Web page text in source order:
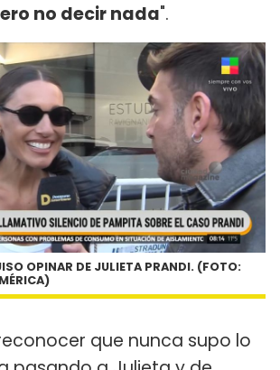
no decir nada".
OPINAR DE JULIETA PRANDI. (FOTO:
que nunca supo lo